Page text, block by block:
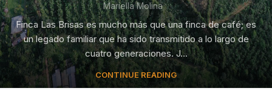
Mariella Molina
Finca Las Brisas es mucho más que una finca de café; es
un legado familiar que ha sido transmitido a lo largo de
cuatro generaciones. J...
CONTINUE READING